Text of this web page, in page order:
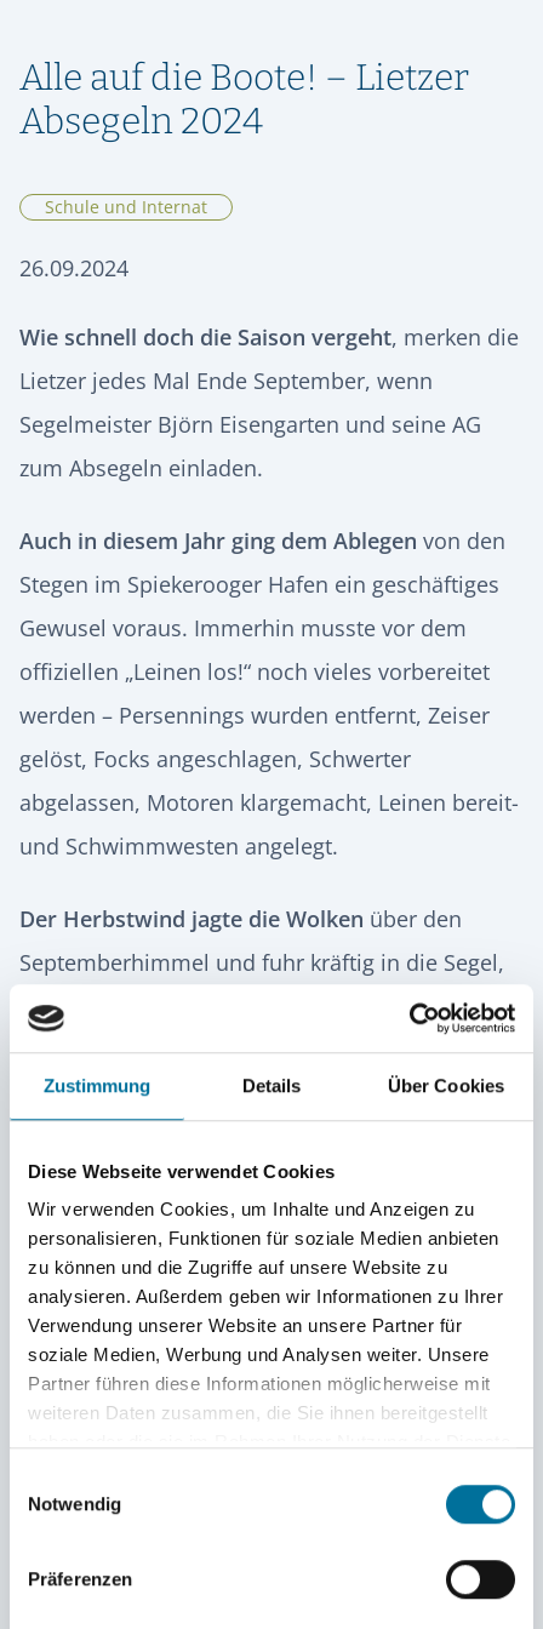
Zustimmung Details Über Cookies
Diese Webseite verwendet Cookies
Wir verwenden Cookies, um Inhalte und Anzeigen zu
personalisieren, Funktionen für soziale Medien anbieten
zu können und die Zugriffe auf unsere Website zu
analysieren. Außerdem geben wir Informationen zu Ihrer
Verwendung unserer Website an unsere Partner für
soziale Medien, Werbung und Analysen weiter. Unsere
Partner führen diese Informationen möglicherweise mit
weiteren Daten zusammen, die Sie ihnen bereitgestellt
Notwendig
Präferenzen
VIER GESPRÄCHE. VIER LEBENSWEGE.
Vier junge Menschen erzählen, was von ihrer Zeit an der Hermann
ALUMNI
FÖRDERVEREIN
PODCAST | LIETZ SPIEKEROOG
LIETZ IM TV
KOOPERATIONEN
KONTAKT & ANREISE
SPIEKEROOG
Alle auf die Boote! – Lietzer
Absegeln 2024
Schule und Internat
26.09.2024
Wie schnell doch die Saison vergeht, merken die
Lietzer jedes Mal Ende September, wenn
Segelmeister Björn Eisengarten und seine AG
zum Absegeln einladen.
Auch in diesem Jahr ging dem Ablegen von den
Stegen im Spiekerooger Hafen ein geschäftiges
Gewusel voraus. Immerhin musste vor dem
offiziellen „Leinen los!“ noch vieles vorbereitet
werden – Persennings wurden entfernt, Zeiser
gelöst, Focks angeschlagen, Schwerter
abgelassen, Motoren klargemacht, Leinen bereit-
und Schwimmwesten angelegt.
Der Herbstwind jagte die Wolken über den
Septemberhimmel und fuhr kräftig in die Segel,
als die Flotte den Prickenweg in Richtung freies
Wasser durchquerte. Draußen auf den tanzenden
Wellen der Nordsee waren dann Konzentration,
um Albatros, Baghira, Mogli und Co. sicher auf
dem richtigen Kurs zu halten.
Die Crews hatten sichtlich Spaßund nutzten die
Gelegenheit gern, um ihre seglerischen
Fähigkeiten weiter zu trainieren. Und jedem
wurde wieder einmal bewusst: Nur, wenn wir
ans Ziel!
Erschöpft und erfüllt von einem wunderbaren